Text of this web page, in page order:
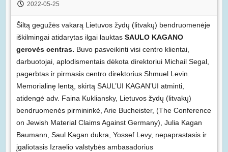
2022-05-25
Šiltą gegužės vakarą Lietuvos žydų (litvakų) bendruomenėje
iškilmingai atidarytas ilgai lauktasSAULO KAGANO
gerovės centras. Buvo pasveikinti visi centro klientai,
darbuotojai, aplodismentais dėkota direktoriui Michail Segal,
pagerbtas ir pirmasis centro direktorius Shmuel Levin.
Memorialinę lentą, skirtą SAUL’UI KAGAN’UI atminti,
atidengė adv. Faina Kukliansky, Lietuvos žydų (litvakų)
bendruomenės pirmininkė, Arie Bucheister, (The Conference
on Jewish Material Claims Against Germany), Julia Kagan
Baumann, Saul Kagan dukra, Yossef Levy, nepaprastasis ir
įgaliotasis Izraelio valstybės ambasadorius